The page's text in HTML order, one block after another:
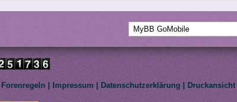
Forenregeln Impressum Datenschutzerklärung Druckansicht